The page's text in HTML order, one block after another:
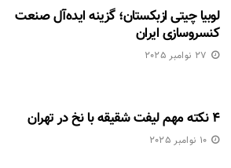
لوبیا چیتی ازبکستان؛ گزینه ایده‌آل صنعت
کنسروسازی ایران
27 نوامبر 2025
۴ نکته مهم لیفت شقیقه با نخ در تهران
10 نوامبر 2025